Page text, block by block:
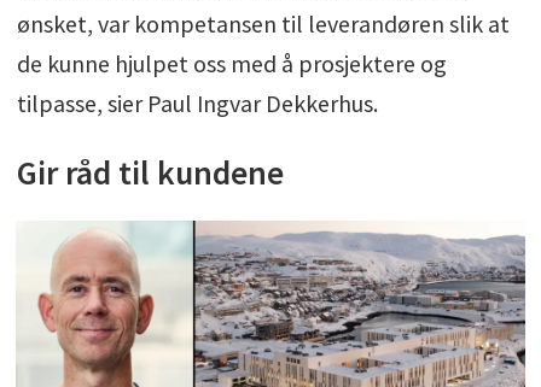
ønsket, var kompetansen til leverandøren slik at
de kunne hjulpet oss med å prosjektere og
tilpasse, sier Paul Ingvar Dekkerhus.
Gir råd til kundene